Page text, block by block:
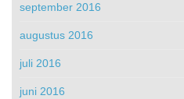
september 2016
augustus 2016
juli 2016
juni 2016